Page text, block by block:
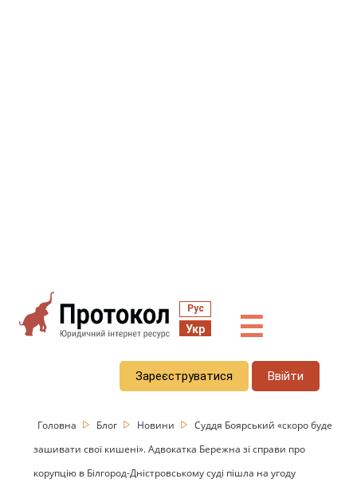
Рус
Укр ☰
Зареєструватися Ввійти
Головна Блог Новини
Суддя Боярський «скоро буде
зашивати свої кишені». Адвокатка Бережна зі справи про
корупцію в Білгород-Дністровському суді пішла на угоду